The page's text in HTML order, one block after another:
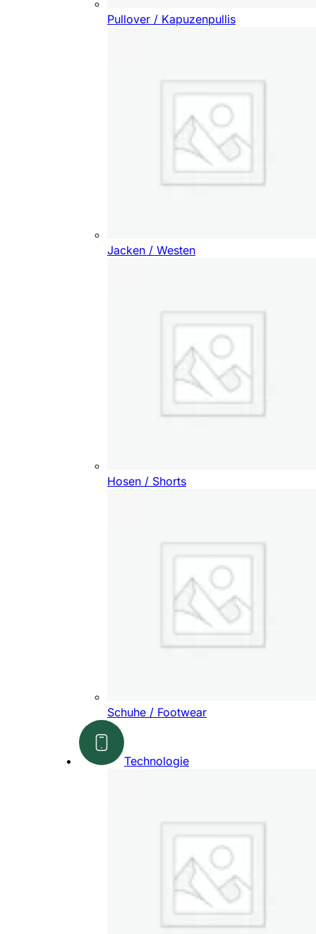
Pullover / Kapuzenpullis
Jacken / Westen
Hosen / Shorts
Schuhe / Footwear
Technologie